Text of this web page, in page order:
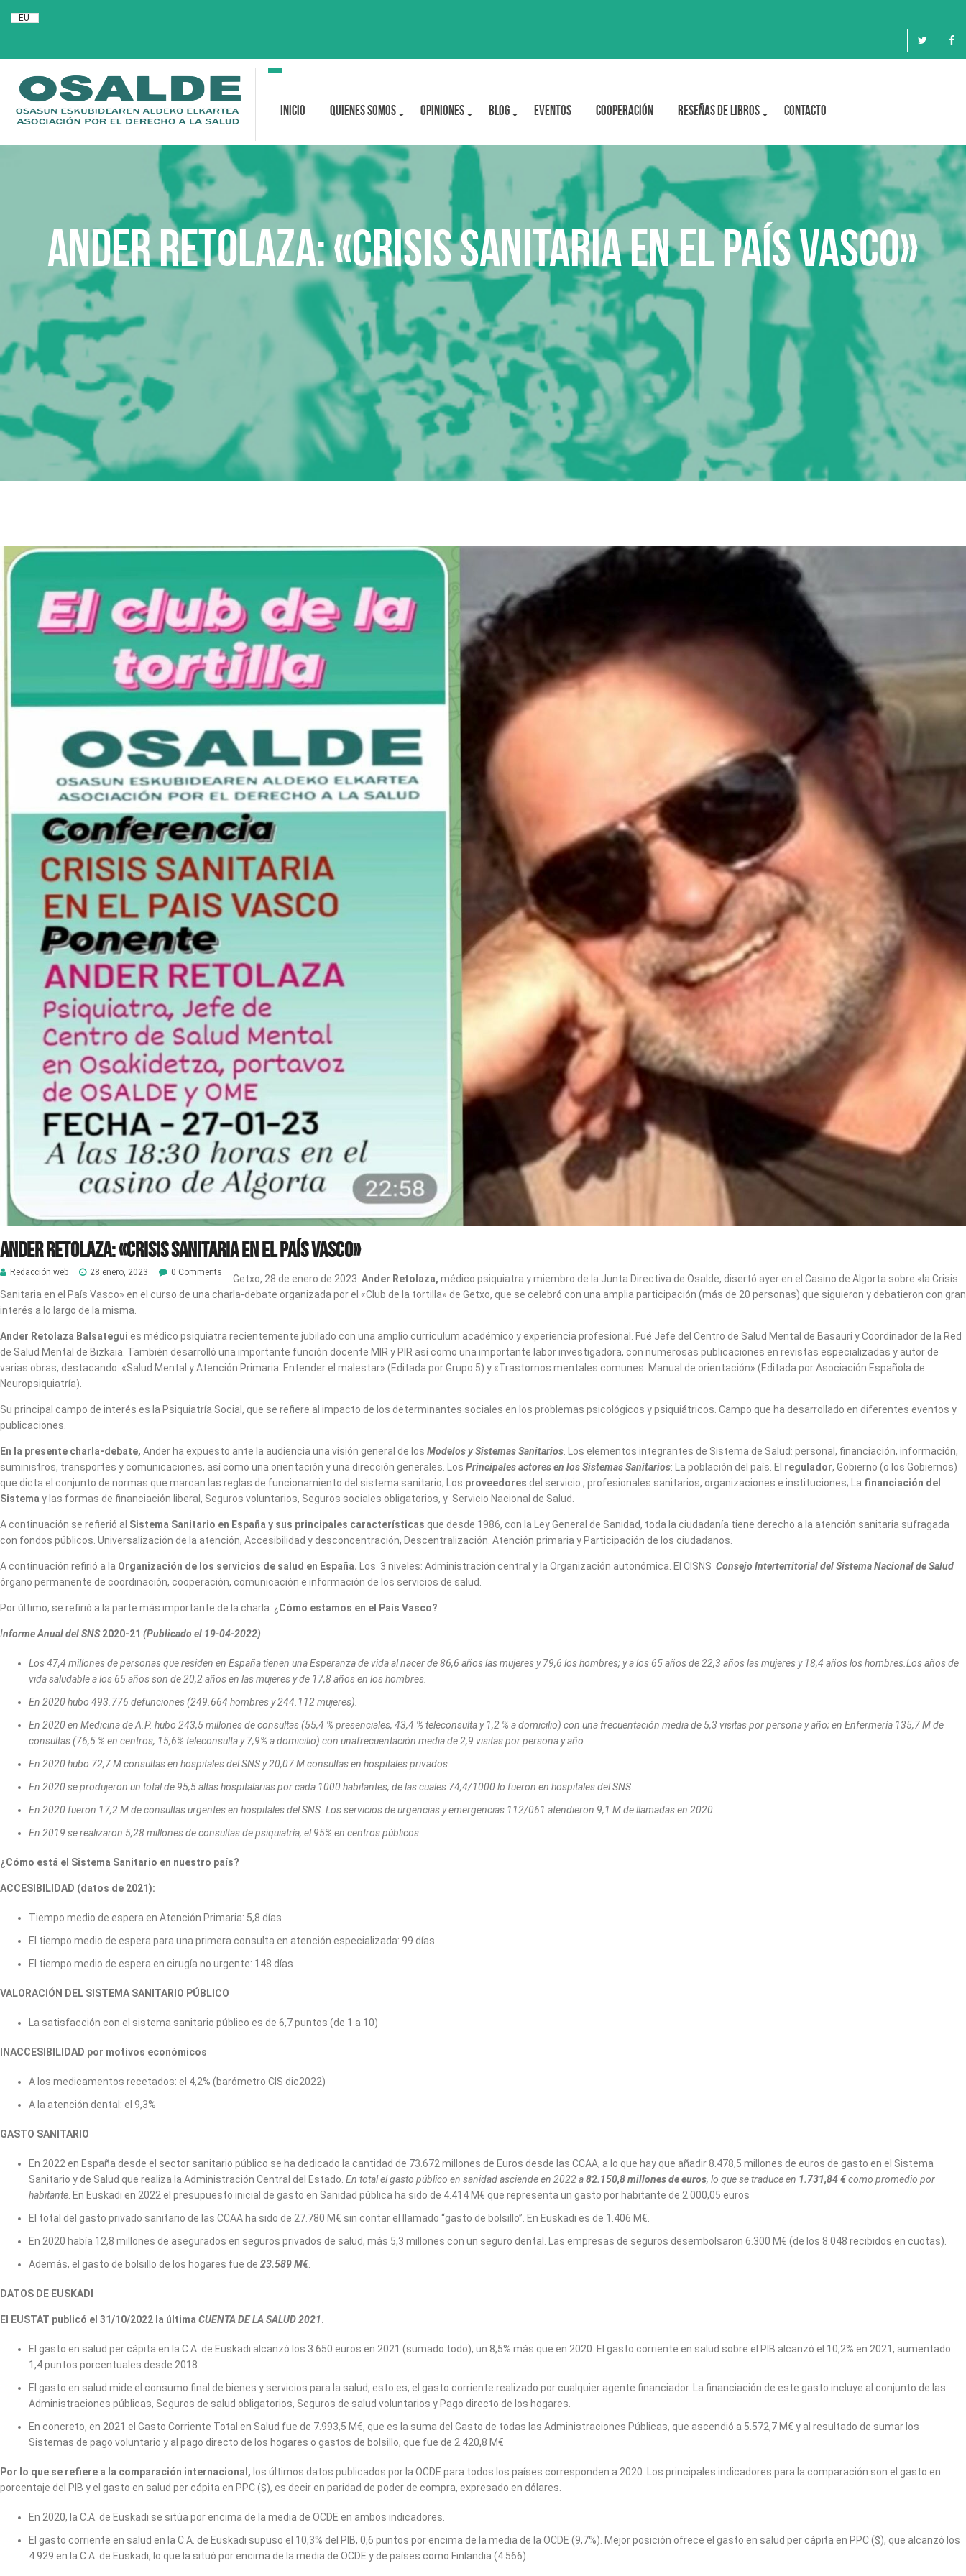
EU
Toggle
Inicio Quienes Somos OPINIONES BLOG Eventos Cooperación Reseñas de libros Contacto
Ander Retolaza: «Crisis Sanitaria en el País Vasco»
Ander Retolaza: «Crisis Sanitaria en el País Vasco»
Redacción web 28 enero, 2023 0 Comments
Getxo, 28 de enero de 2023. Ander Retolaza, médico psiquiatra y miembro de la Junta Directiva de Osalde, disertó ayer en el Casino de Algorta sobre «la Crisis
Sanitaria en el País Vasco» en el curso de una charla-debate organizada por el «Club de la tortilla» de Getxo, que se celebró con una amplia participación (más de 20 personas) que siguieron y debatieron con gran
interés a lo largo de la misma.
Ander Retolaza Balsategui es médico psiquiatra recientemente jubilado con una amplio curriculum académico y experiencia profesional. Fué Jefe del Centro de Salud Mental de Basauri y Coordinador de la Red
de Salud Mental de Bizkaia. También desarrolló una importante función docente MIR y PIR así como una importante labor investigadora, con numerosas publicaciones en revistas especializadas y autor de
varias obras, destacando: «Salud Mental y Atención Primaria. Entender el malestar» (Editada por Grupo 5) y «Trastornos mentales comunes: Manual de orientación» (Editada por Asociación Española de
Neuropsiquiatría).
Su principal campo de interés es la Psiquiatría Social, que se refiere al impacto de los determinantes sociales en los problemas psicológicos y psiquiátricos. Campo que ha desarrollado en diferentes eventos y
publicaciones.
En la presente charla-debate, Ander ha expuesto ante la audiencia una visión general de los Modelos y Sistemas Sanitarios . Los elementos integrantes de Sistema de Salud: personal, financiación, información,
suministros, transportes y comunicaciones, así como una orientación y una dirección generales. Los Principales actores en los Sistemas Sanitarios: La población del país. El regulador, Gobierno (o los Gobiernos)
que dicta el conjunto de normas que marcan las reglas de funcionamiento del sistema sanitario; Los proveedores del servicio., profesionales sanitarios, organizaciones e instituciones; La financiación del
Sistema y las formas de financiación liberal, Seguros voluntarios, Seguros sociales obligatorios, y Servicio Nacional de Salud.
A continuación se refierió al Sistema Sanitario en España y sus principales características que desde 1986, con la Ley General de Sanidad, toda la ciudadanía tiene derecho a la atención sanitaria sufragada
con fondos públicos. Universalización de la atención, Accesibilidad y desconcentración, Descentralización. Atención primaria y Participación de los ciudadanos.
A continuación refirió a la Organización de los servicios de salud en España. Los 3 niveles: Administración central y la Organización autonómica. El CISNS Consejo Interterritorial del Sistema Nacional de Salud
órgano permanente de coordinación, cooperación, comunicación e información de los servicios de salud.
Por último, se refirió a la parte más importante de la charla: ¿ Cómo estamos en el País Vasco?
Informe Anual del SNS2020-21 (Publicado el 19-04-2022)
Los 47,4 millones de personas que residen en España tienen una Esperanza de vida al nacer de 86,6 años las mujeres y 79,6 los hombres; y a los 65 años de 22,3 años las mujeres y 18,4 años los hombres. Los años de
vida saludable a los 65 años son de 20,2 años en las mujeres y de 17,8 años en loshombres.
En 2020 hubo 493.776 defunciones (249.664 hombres y 244.112 mujeres).
En 2020 en Medicina de A.P. hubo 243,5 millones de consultas (55,4 % presenciales, 43,4 % teleconsulta y 1,2 % a domicilio) con una frecuentación media de 5,3 visitas por persona y año; en Enfermería 135,7 M de
consultas (76,5 % en centros, 15,6% teleconsulta y 7,9% a domicilio) con unafrecuentación media de 2,9 visitas por persona y año.
En 2020 hubo 72,7 M consultas en hospitales del SNS y 20,07 M consultas en hospitales privados.
En 2020 se produjeron un total de 95,5 altas hospitalarias por cada 1000 habitantes, de las cuales 74,4/1000 lo fueron en hospitales del SNS.
En 2020 fueron 17,2 M de consultas urgentes en hospitales del SNS. Los servicios de urgencias yemergencias 112/061 atendieron 9,1 M de llamadas en 2020.
En 2019 se realizaron 5,28 millones de consultas de psiquiatría, el 95% en centros públicos.
¿Cómo está el Sistema Sanitario en nuestro país?
ACCESIBILIDAD (datos de 2021):
Tiempo medio de espera en Atención Primaria: 5,8 días
El tiempo medio de espera para una primera consulta en atención especializada: 99 días
El tiempo medio de espera en cirugía no urgente: 148 días
VALORACIÓN DEL SISTEMA SANITARIO PÚBLICO
La satisfacción con el sistema sanitario público es de 6,7 puntos (de 1 a 10)
INACCESIBILIDAD por motivos económicos
A los medicamentos recetados: el 4,2% (barómetro CIS dic2022)
A la atención dental: el 9,3%
GASTO SANITARIO
En 2022 en España desde el sector sanitario público se ha dedicado la cantidad de 73.672 millones de Euros desde las CCAA, a lo que hay que añadir 8.478,5 millones de euros de gasto en el Sistema
Sanitario y de Salud que realiza la Administración Central del Estado. En total el gasto público en sanidad asciende en 2022 a82.150,8 millones de euros, lo que se traduce en 1.731,84 €como promedio por
habitante . En Euskadi en 2022 el presupuesto inicial de gasto en Sanidad pública ha sido de 4.414 M€ que representa un gasto por habitante de 2.000,05 euros
El total del gasto privado sanitario de las CCAA ha sido de 27.780 M€ sin contar el llamado “gasto de bolsillo”. En Euskadi es de 1.406 M€.
En 2020 había 12,8 millones de asegurados en seguros privados de salud, más 5,3 millones con un seguro dental. Las empresas de seguros desembolsaron 6.300 M€ (de los 8.048 recibidos en cuotas).
Además, el gasto de bolsillo de los hogares fue de 23.589 M€
DATOS DE EUSKADI
El EUSTAT publicó el 31/10/2022 la última CUENTA DE LA SALUD 2021.
El gasto en salud per cápita en la C.A. de Euskadi alcanzó los 3.650 euros en 2021 (sumado todo), un 8,5% más que en 2020. El gasto corriente en salud sobre el PIB alcanzó el 10,2% en 2021, aumentado
1,4 puntos porcentuales desde 2018.
El gasto en salud mide el consumo final de bienes y servicios para la salud, esto es, el gasto corriente realizado por cualquier agente financiador. La financiación de este gasto incluye al conjunto de las
Administraciones públicas, Seguros de salud obligatorios, Seguros de salud voluntarios y Pago directo de los hogares.
En concreto, en 2021 el Gasto Corriente Total en Salud fue de 7.993,5 M€, que es la suma del Gasto de todas las Administraciones Públicas, que ascendió a 5.572,7 M€ y al resultado de sumar los
Sistemas de pago voluntario y al pago directo de los hogares o gastos de bolsillo, que fue de 2.420,8 M€
Por lo que se refiere a la comparación internacional, los últimos datos publicados por la OCDE para todos los países corresponden a 2020. Los principales indicadores para la comparación son el gasto en
porcentaje del PIB y el gasto en salud per cápita en PPC ($), es decir en paridad de poder de compra, expresado en dólares.
En 2020, la C.A. de Euskadi se sitúa por encima de la media de OCDE en ambos indicadores.
El gasto corriente en salud en la C.A. de Euskadi supuso el 10,3% del PIB, 0,6 puntos por encima de la media de la OCDE (9,7%). Mejor posición ofrece el gasto en salud per cápita en PPC ($), que alcanzó los
4.929 en la C.A. de Euskadi, lo que la situó por encima de la media de OCDE y de países como Finlandia (4.566).